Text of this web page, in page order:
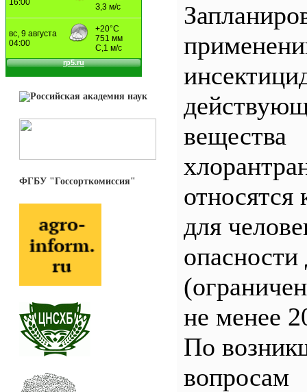
ФГБУ "Госсорткомиссия"
вещества
относятся
для
опасности
не менее
По
вопросам